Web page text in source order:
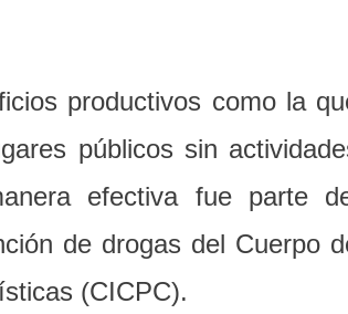
productivos como la
públicos sin
efectiva fue parte
de drogas del Cuerpo
(CICPC).